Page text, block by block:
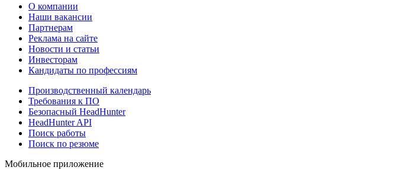
О компании
Наши вакансии
Партнерам
Реклама на сайте
Новости и статьи
Инвесторам
Кандидаты по профессиям
Производственный календарь
Требования к ПО
Безопасный HeadHunter
HeadHunter API
Поиск работы
Поиск по резюме
Мобильное приложение